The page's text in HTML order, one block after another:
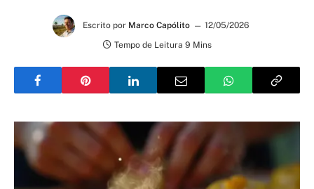
Escrito por Marco Capólito
12/05/2026
Tempo de Leitura 9 Mins